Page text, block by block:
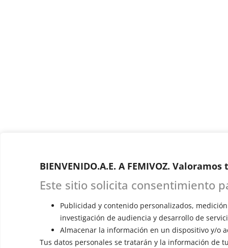
BIENVENIDO.A.E. A FEMIVOZ.
Este sitio solicita consentimiento
Publicidad y contenido personalizados,
investigación de audiencia y desarrollo de
Almacenar la información en un dispositivo y/o
Tus datos personales se tratarán y la información de